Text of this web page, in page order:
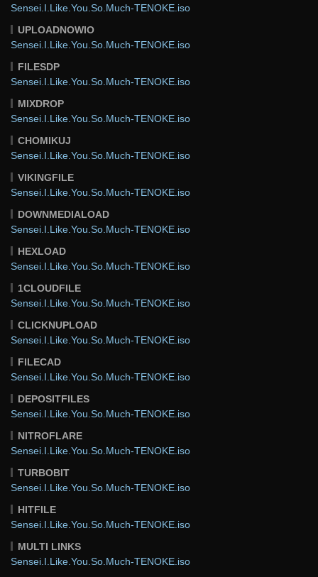
Sensei.I.Like.You.So.Much-TENOKE.iso
UPLOADNOWIO
Sensei.I.Like.You.So.Much-TENOKE.iso
FILESDP
Sensei.I.Like.You.So.Much-TENOKE.iso
MIXDROP
Sensei.I.Like.You.So.Much-TENOKE.iso
CHOMIKUJ
Sensei.I.Like.You.So.Much-TENOKE.iso
VIKINGFILE
Sensei.I.Like.You.So.Much-TENOKE.iso
DOWNMEDIALOAD
Sensei.I.Like.You.So.Much-TENOKE.iso
HEXLOAD
Sensei.I.Like.You.So.Much-TENOKE.iso
1CLOUDFILE
Sensei.I.Like.You.So.Much-TENOKE.iso
CLICKNUPLOAD
Sensei.I.Like.You.So.Much-TENOKE.iso
FILECAD
Sensei.I.Like.You.So.Much-TENOKE.iso
DEPOSITFILES
Sensei.I.Like.You.So.Much-TENOKE.iso
NITROFLARE
Sensei.I.Like.You.So.Much-TENOKE.iso
TURBOBIT
Sensei.I.Like.You.So.Much-TENOKE.iso
HITFILE
Sensei.I.Like.You.So.Much-TENOKE.iso
MULTI LINKS
Sensei.I.Like.You.So.Much-TENOKE.iso